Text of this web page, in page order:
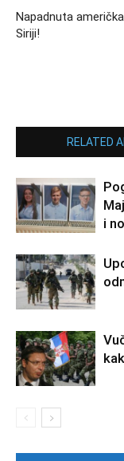
Napadnuta
Siriji!
RELATED
i